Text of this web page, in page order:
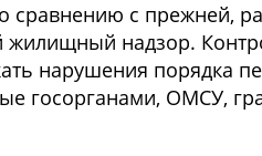
с прежней,
жилищный надзор.
нарушения порядка
госорганами, ОМСУ,